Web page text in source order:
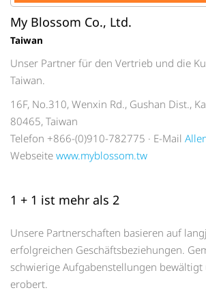
My Blossom Co., Ltd.
Taiwan
Unser Partner für den Vertrieb und die
Taiwan.
16F, No.310, Wenxin Rd., Gushan Dist.,
80465, Taiwan
Telefon +866-(0)910-782775 · E-Mail
Webseite www.myblossom.tw
1 + 1 ist mehr als 2
Unsere Partnerschaften basieren auf
erfolgreichen Geschäftsbeziehungen.
schwierige Aufgabenstellungen bewältigt
erobert.